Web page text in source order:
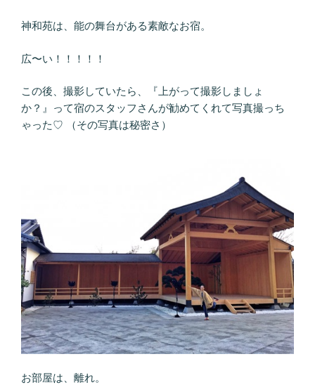
神和苑は、能の舞台がある素敵なお宿。
広〜い！！！！！
この後、撮影していたら、『上がって撮影しましょ
か？』って宿のスタッフさんが勧めてくれて写真撮っち
ゃった♡ （その写真は秘密さ）
お部屋は、離れ。